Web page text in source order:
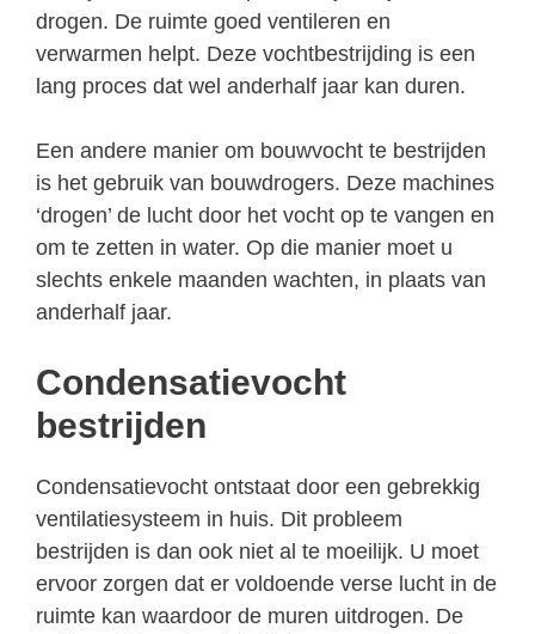
drogen. De ruimte goed ventileren en
verwarmen helpt. Deze vochtbestrijding is een
lang proces dat wel anderhalf jaar kan duren.
Een andere manier om bouwvocht te bestrijden
is het gebruik van bouwdrogers. Deze machines
‘drogen’ de lucht door het vocht op te vangen en
om te zetten in water. Op die manier moet u
slechts enkele maanden wachten, in plaats van
anderhalf jaar.
Condensatievocht
bestrijden
Condensatievocht ontstaat door een gebrekkig
ventilatiesysteem in huis. Dit probleem
bestrijden is dan ook niet al te moeilijk. U moet
ervoor zorgen dat er voldoende verse lucht in de
ruimte kan waardoor de muren uitdrogen. De